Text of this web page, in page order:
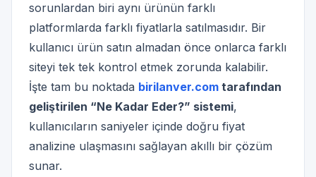
sorunlardan biri aynı ürünün farklı
platformlarda farklı fiyatlarla satılmasıdır. Bir
kullanıcı ürün satın almadan önce onlarca farklı
siteyi tek tek kontrol etmek zorunda kalabilir.
İşte tam bu noktada birilanver.com tarafından
geliştirilen “Ne Kadar Eder?” sistemi,
kullanıcıların saniyeler içinde doğru fiyat
analizine ulaşmasını sağlayan akıllı bir çözüm
sunar.